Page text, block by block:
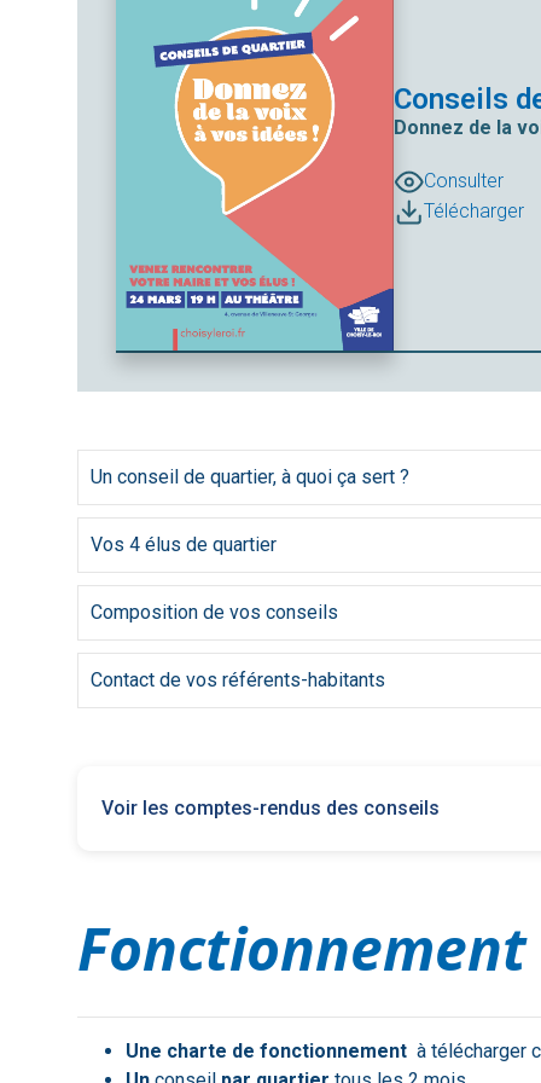
Conseils
Donnez de la
Consulter
Télécharger
Un conseil de quartier, à quoi ça sert ?
Vos 4 élus de quartier
Composition de vos conseils
Contact de vos référents-habitants
Voir les comptes-rendus des conseils
Fonctionnement
Une charte de fonctionnement à télécharger